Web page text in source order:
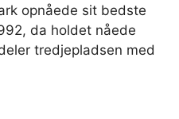
opnåede sit bedste
da holdet nåede
tredjepladsen med